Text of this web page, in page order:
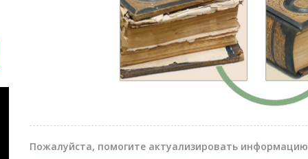
Пожалуйста, помогите актуализировать информацию